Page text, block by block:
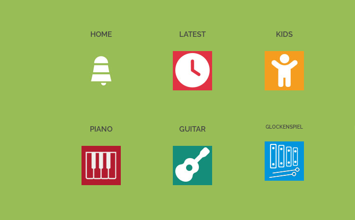
HOME LATEST KIDS
PIANO GUITAR GLOCKENSPIEL